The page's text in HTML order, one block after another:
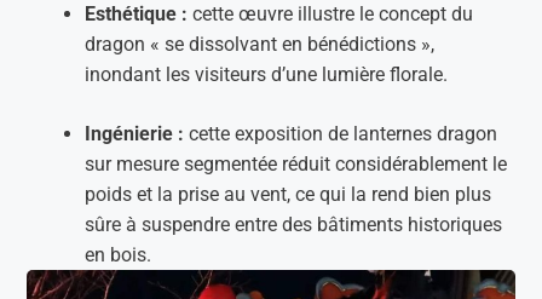
Esthétique : cette œuvre illustre le concept du
dragon « se dissolvant en bénédictions »,
inondant les visiteurs d’une lumière florale.
Ingénierie : cette exposition de lanternes dragon
sur mesure segmentée réduit considérablement le
poids et la prise au vent, ce qui la rend bien plus
sûre à suspendre entre des bâtiments historiques
en bois.